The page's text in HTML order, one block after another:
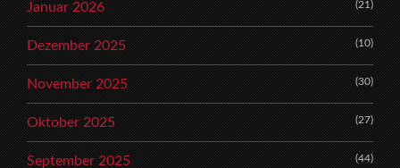
Januar 2026 (21)
Dezember 2025 (10)
November 2025 (30)
Oktober 2025 (27)
September 2025 (44)